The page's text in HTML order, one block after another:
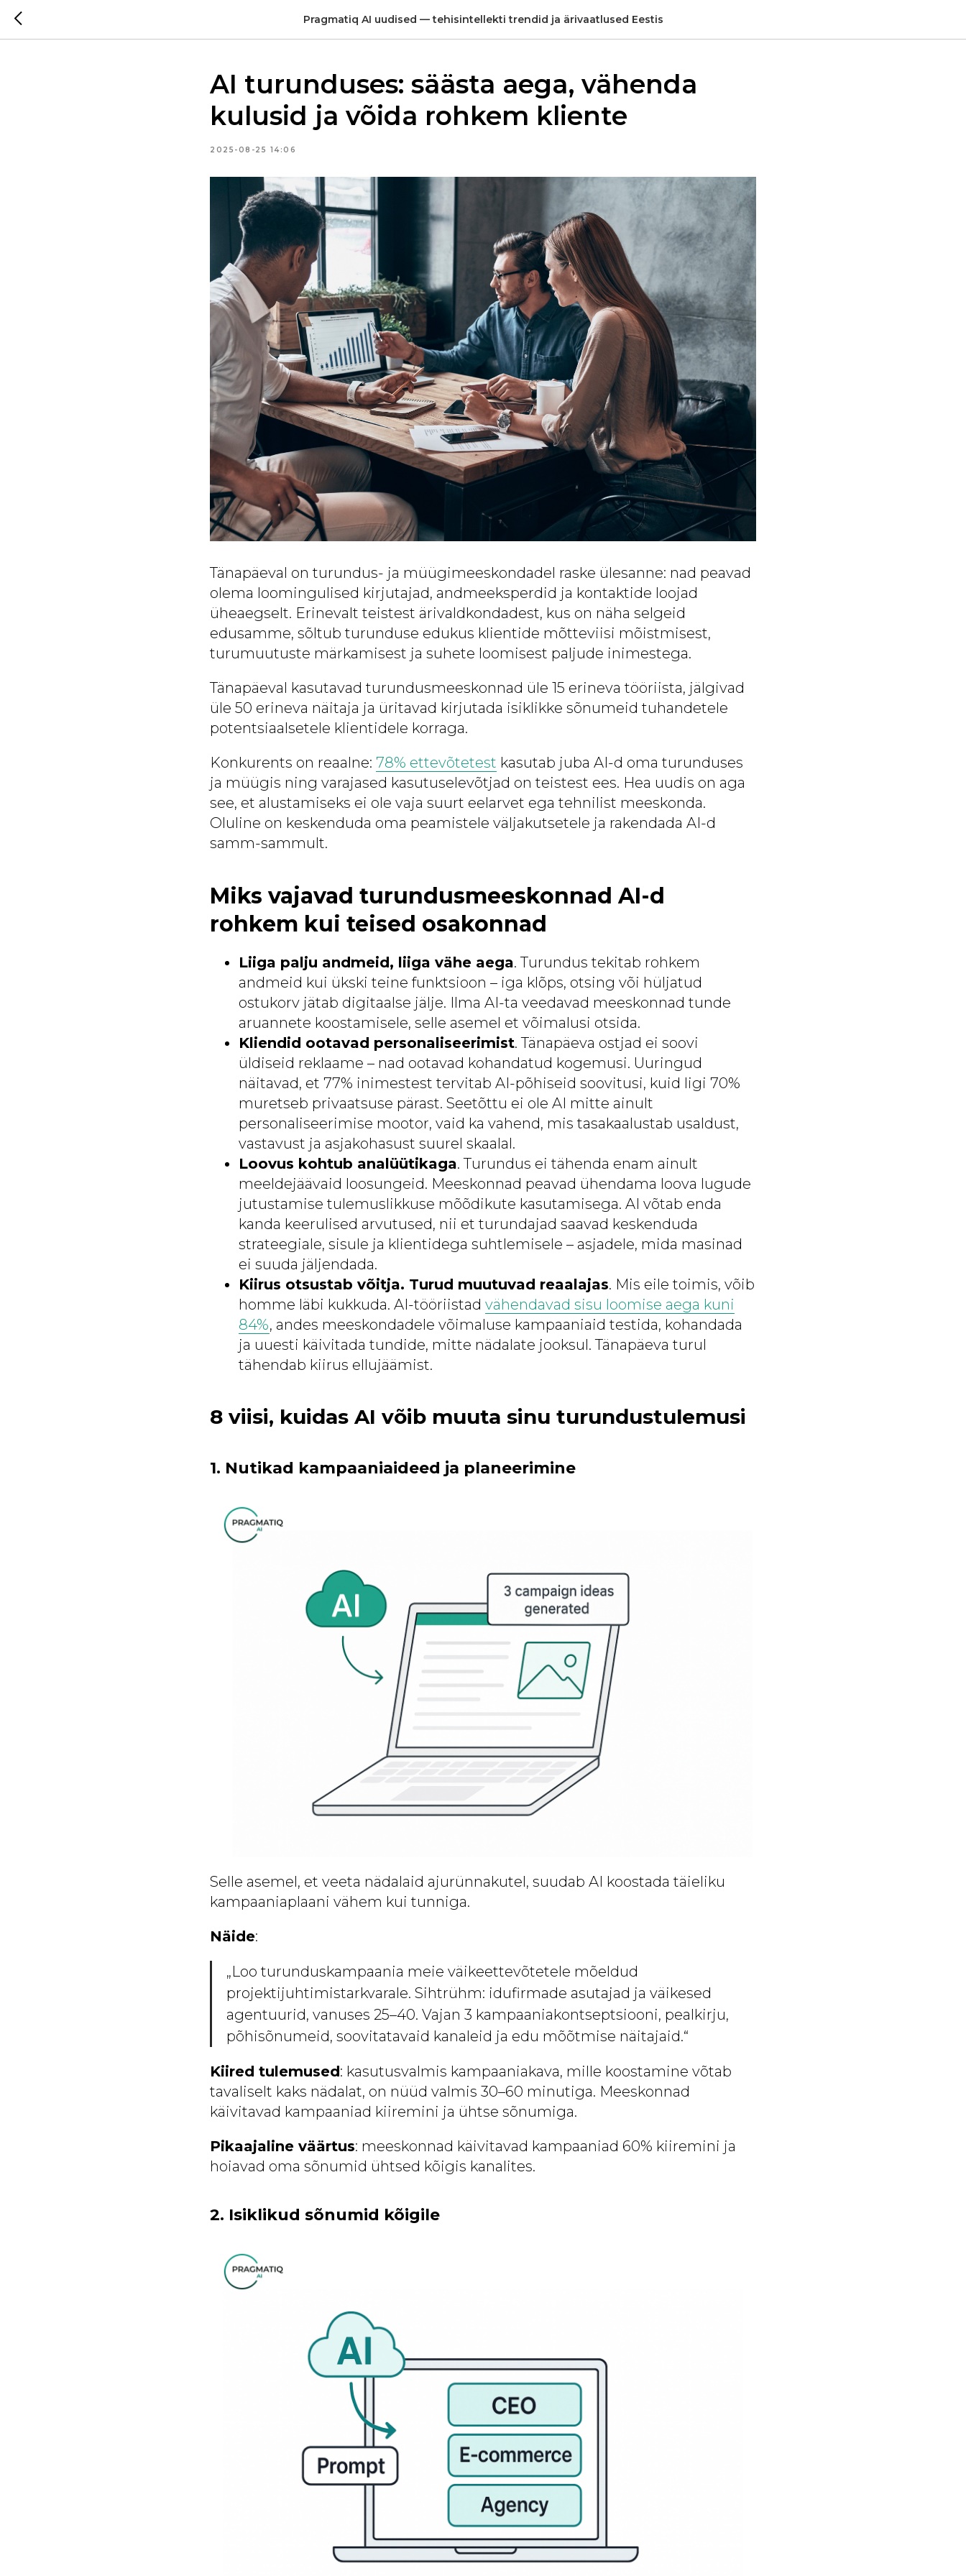
Pragmatiq AI uudised — tehisintellekti trendid ja ärivaatlused Eestis
AI turunduses: säästa aega, vähenda
kulusid ja võida rohkem kliente
2025-08-25 14:06
Tänapäeval on turundus- ja müügimeeskondadel raske ülesanne: nad peavad
olema loomingulised kirjutajad, andmeeksperdid ja kontaktide loojad
üheaegselt. Erinevalt teistest ärivaldkondadest, kus on näha selgeid
edusamme, sõltub turunduse edukus klientide mõtteviisi mõistmisest,
turumuutuste märkamisest ja suhete loomisest paljude inimestega.
Tänapäeval kasutavad turundusmeeskonnad üle 15 erineva tööriista, jälgivad
üle 50 erineva näitaja ja üritavad kirjutada isiklikke sõnumeid tuhandetele
potentsiaalsetele klientidele korraga.
Konkurents on reaalne: 78% ettevõtetest kasutab juba AI-d oma turunduses
ja müügis ning varajased kasutuselevõtjad on teistest ees. Hea uudis on aga
see, et alustamiseks ei ole vaja suurt eelarvet ega tehnilist meeskonda.
Oluline on keskenduda oma peamistele väljakutsetele ja rakendada AI-d
samm-sammult.
Miks vajavad turundusmeeskonnad AI-d
rohkem kui teised osakonnad
Liiga palju andmeid, liiga vähe aega. Turundus tekitab rohkem
andmeid kui ükski teine funktsioon – iga klõps, otsing või hüljatud
ostukorv jätab digitaalse jälje. Ilma AI-ta veedavad meeskonnad tunde
aruannete koostamisele, selle asemel et võimalusi otsida.
Kliendid ootavad personaliseerimist. Tänapäeva ostjad ei soovi
üldiseid reklaame – nad ootavad kohandatud kogemusi. Uuringud
näitavad, et 77% inimestest tervitab AI-põhiseid soovitusi, kuid ligi 70%
muretseb privaatsuse pärast. Seetõttu ei ole AI mitte ainult
personaliseerimise mootor, vaid ka vahend, mis tasakaalustab usaldust,
vastavust ja asjakohasust suurel skaalal.
Loovus kohtub analüütikaga. Turundus ei tähenda enam ainult
meeldejäävaid loosungeid. Meeskonnad peavad ühendama loova lugude
jutustamise tulemuslikkuse mõõdikute kasutamisega. AI võtab enda
kanda keerulised arvutused, nii et turundajad saavad keskenduda
strateegiale, sisule ja klientidega suhtlemisele – asjadele, mida masinad
ei suuda jäljendada.
Kiirus otsustab võitja. Turud muutuvad reaalajas. Mis eile toimis, võib
homme läbi kukkuda. AI-tööriistad vähendavad sisu loomise aega kuni
84%, andes meeskondadele võimaluse kampaaniaid testida, kohandada
ja uuesti käivitada tundide, mitte nädalate jooksul. Tänapäeva turul
tähendab kiirus ellujäämist.
8 viisi, kuidas AI võib muuta sinu turundustulemusi
1. Nutikad kampaaniaideed ja planeerimine
Selle asemel, et veeta nädalaid ajurünnakutel, suudab AI koostada täieliku
kampaaniaplaani vähem kui tunniga.
Näide:
„Loo turunduskampaania meie väikeettevõtetele mõeldud
projektijuhtimistarkvarale. Sihtrühm: idufirmade asutajad ja väikesed
agentuurid, vanuses 25–40. Vajan 3 kampaaniakontseptsiooni, pealkirju,
põhisõnumeid, soovitatavaid kanaleid ja edu mõõtmise näitajaid.“
Kiired tulemused: kasutusvalmis kampaaniakava, mille koostamine võtab
tavaliselt kaks nädalat, on nüüd valmis 30–60 minutiga. Meeskonnad
käivitavad kampaaniad kiiremini ja ühtse sõnumiga.
Pikaajaline väärtus: meeskonnad käivitavad kampaaniad 60% kiiremini ja
hoiavad oma sõnumid ühtsed kõigis kanalites.
2. Isiklikud sõnumid kõigile